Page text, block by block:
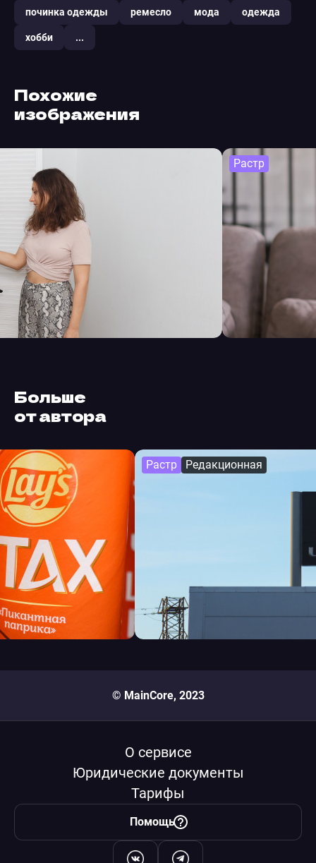
починка одежды ремесло мода одежда
хобби ...
Похожие
изображения
Растр
Больше
от автора
Растр Редакционная
© MainCore, 2023
О сервисе
Юридические документы
Тарифы
Помощь